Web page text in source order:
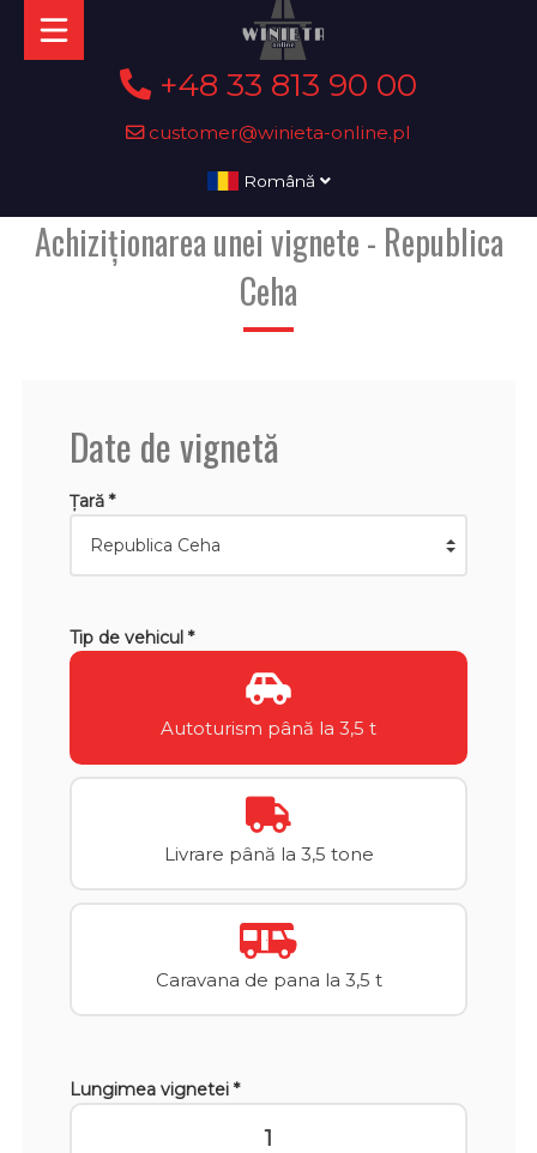
+48 33 813 90 00
customer@winieta-online.pl
Română
Achiziționarea unei vignete - Republica
Ceha
Date de vignetă
Țară *
Tip de vehicul *
Autoturism până la 3,5 t
Livrare până la 3,5 tone
Caravana de pana la 3,5 t
Lungimea vignetei *
1